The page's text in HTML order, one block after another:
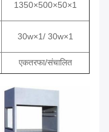
1350×500×50×1
30w×1/ 30w×1
एकतरफा/संचालित